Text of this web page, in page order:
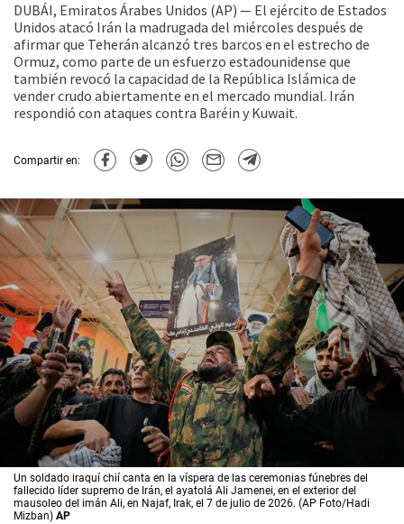
DUBÁI, Emiratos Árabes Unidos (AP) — El ejército de Estados
Unidos atacó Irán la madrugada del miércoles después de
afirmar que Teherán alcanzó tres barcos en el estrecho de
Ormuz, como parte de un esfuerzo estadounidense que
también revocó la capacidad de la República Islámica de
vender crudo abiertamente en el mercado mundial. Irán
respondió con ataques contra Baréin y Kuwait.
Compartir en:
Un soldado iraquí chií canta en la víspera de las ceremonias fúnebres del
fallecido líder supremo de Irán, el ayatolá Ali Jamenei, en el exterior del
mausoleo del imán Ali, en Najaf, Irak, el 7 de julio de 2026. (AP Foto/Hadi
Mizban) AP